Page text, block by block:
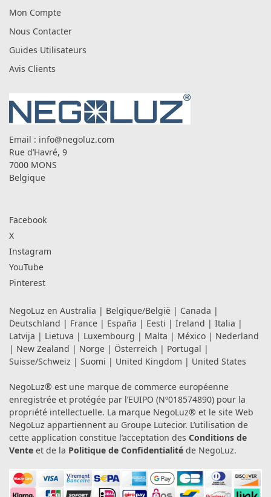
Mon Compte
Nous Contacter
Guides Utilisateurs
Avis Clients
Email : info@negoluz.com
Rue d’Havré, 9
7000 MONS
Belgique
Facebook
X
Instagram
YouTube
Pinterest
NegoLuz en Australia | Belgique/België | Canada |
Deutschland | France | España | Eesti | Ireland | Italia |
Latvija | Lietuva | Luxembourg | Malta | México | Nederland
| New Zealand | Norge | Österreich | Portugal |
Suisse/Schweiz | Suomi | United Kingdom | United States
NegoLuz® est une marque de commerce européenne
enregistrée et protégée par l’EUIPO (Nº018574890) pour la
propriété intellectuelle. La marque NegoLuz® et le site Web
NegoLuz appartiennent au Groupe Lutecior. L’utilisation de
cette application constitue l’acceptation des Conditions de
Vente et de la Politique de Confidentialité de NegoLuz.